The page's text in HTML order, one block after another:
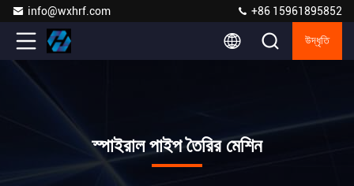
info@wxhrf.com +86 15961895852
উদ্ধৃতি
স্পাইরাল পাইপ তৈরির মেশিন